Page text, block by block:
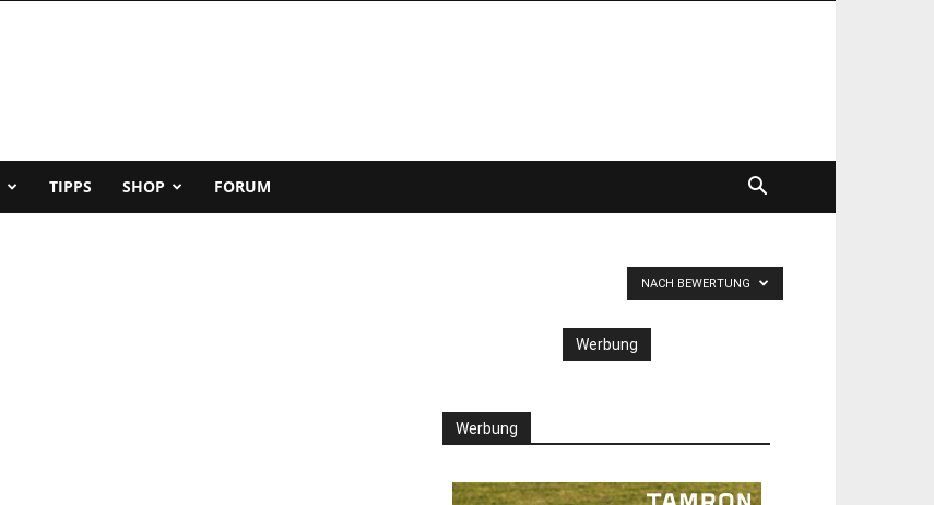
TIPPS SHOP FORUM
NACH BEWERTUNG
Werbung
Werbung